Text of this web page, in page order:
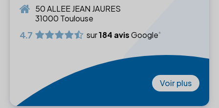
50 ALLEE JEAN JAURES
31000 Toulouse
4.7 sur184 avisGoogle
Voir plus